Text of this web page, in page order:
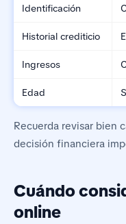
Identificación
Historial crediticio
Ingresos
Edad
Recuerda revisar bien
decisión financiera
Cuándo
online